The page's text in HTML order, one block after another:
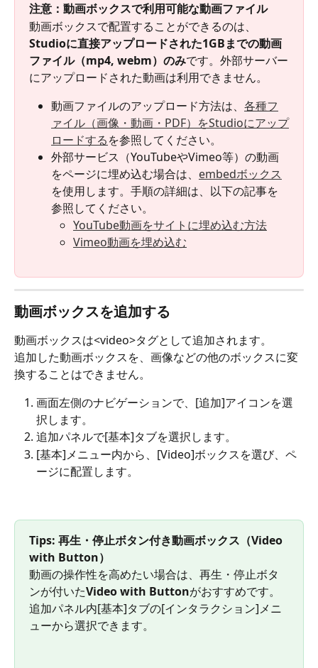
注意：動画ボックスで利用可能な動画ファイル
動画ボックスで配置することができるのは、
Studioに直接アップロードされた1GBまでの動画
ファイル（mp4, webm）のみです。外部サーバー
にアップロードされた動画は利用できません。
動画ファイルのアップロード方法は、 各種フ
ァイル（画像・動画・PDF）をStudioにアップ
ロードするを参照してください。
外部サービス（YouTubeやVimeo等）の動画
をページに埋め込む場合は、 embedボックス
を使用します。手順の詳細は、以下の記事を
参照してください。
YouTube動画をサイトに埋め込む方法
Vimeo動画を埋め込む
動画ボックスを追加する
動画ボックスは<video>タグとして追加されます。
追加した動画ボックスを、画像などの他のボックスに変
換することはできません。
画面左側のナビゲーションで、[追加]アイコンを選
択します。
追加パネルで[基本]タブを選択します。
[基本]メニュー内から、[Video]ボックスを選び、ペ
ージに配置します。
Tips: 再生・停止ボタン付き動画ボックス（Video
with Button）
動画の操作性を高めたい場合は、再生・停止ボタ
ンが付いたVideo with Buttonがおすすめです。
追加パネル内[基本]タブの[インタラクション]メニ
ューから選択できます。